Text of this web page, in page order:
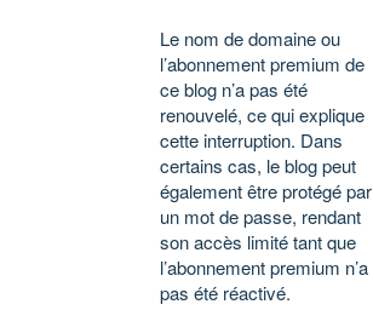
Le nom de domaine ou
l’abonnement premium de
ce blog n’a pas été
renouvelé, ce qui explique
cette interruption. Dans
certains cas, le blog peut
également être protégé par
un mot de passe, rendant
son accès limité tant que
l’abonnement premium n’a
pas été réactivé.